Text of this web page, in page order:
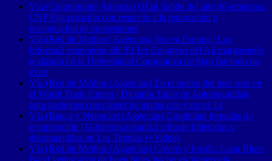
Vía (Contrapunto| Agencias) Han Salido del aire 46 emisoras:
CNP Fija posición con respecto a la renovación o
reasignación de concesiones
Vía (Red de Medios | Agencias) Nueva Esparta | Los
Informa2 estuvieron allí: El 1er Congreso del Ají margariteño
realizado en la Universidad Corporativa de Sigo fue todo un
éxito
Vía (Red de Medios | Agencias) En el marco del mes rosa en
el World Trade Center | Dictarán Taller de Automaquillaje
para pacientes con cáncer de mama este viernes 14
Vía (Banca y Negocios | Agencias) Continúan jornadas de
recuperación | Gobierno actualizó cifra de fallecidos y
desaparecidos en Las Tejerías (+Video)
Vía (Red de Medios | Agencias) Covers y fusión: Luna Blues